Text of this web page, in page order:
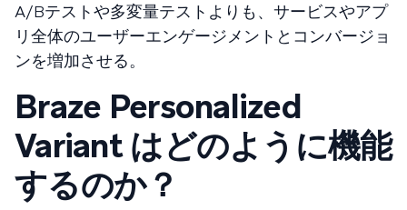
A/Bテストや多変量テストよりも、サービスやアプ
リ全体のユーザーエンゲージメントとコンバージョ
ンを増加させる。
Braze Personalized
Variant はどのように機能
するのか？